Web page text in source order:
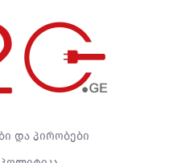
და პირობები